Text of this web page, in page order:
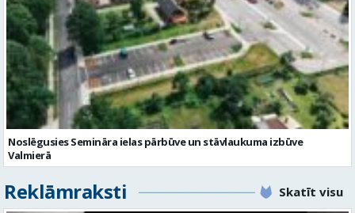
Noslēgusies Semināra ielas pārbūve un stāvlaukuma izbūve
Valmierā
Reklāmraksti Skatīt visu